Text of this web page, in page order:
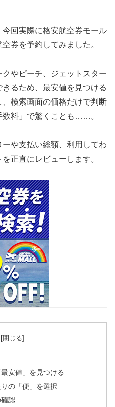
回実際に格安航空券モール
券を予約してみました。
やピーチ、ジェットスター
るため、最安値を見つける
検索画面の価格だけで判断
数料」で驚くことも……。
や支払い総額、利用してわ
正直にレビューします。
安値」を見つける
の「便」を選択
認